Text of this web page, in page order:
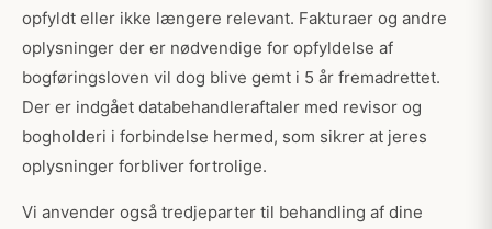
opfyldt eller ikke længere relevant. Fakturaer og andre
oplysninger der er nødvendige for opfyldelse af
bogføringsloven vil dog blive gemt i 5 år fremadrettet.
Der er indgået databehandleraftaler med revisor og
bogholderi i forbindelse hermed, som sikrer at jeres
oplysninger forbliver fortrolige.
Vi anvender også tredjeparter til behandling af dine